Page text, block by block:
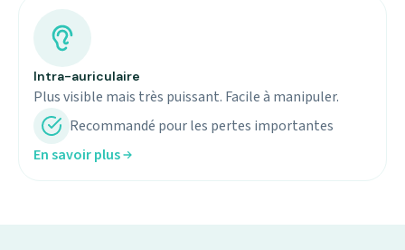
Intra-auriculaire
Plus visible mais très puissant. Facile à manipuler.
Recommandé pour les pertes importantes
En savoir plus